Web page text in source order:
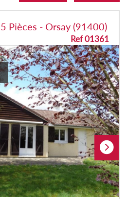
Pièces - Orsay (91400)
Ref 01361